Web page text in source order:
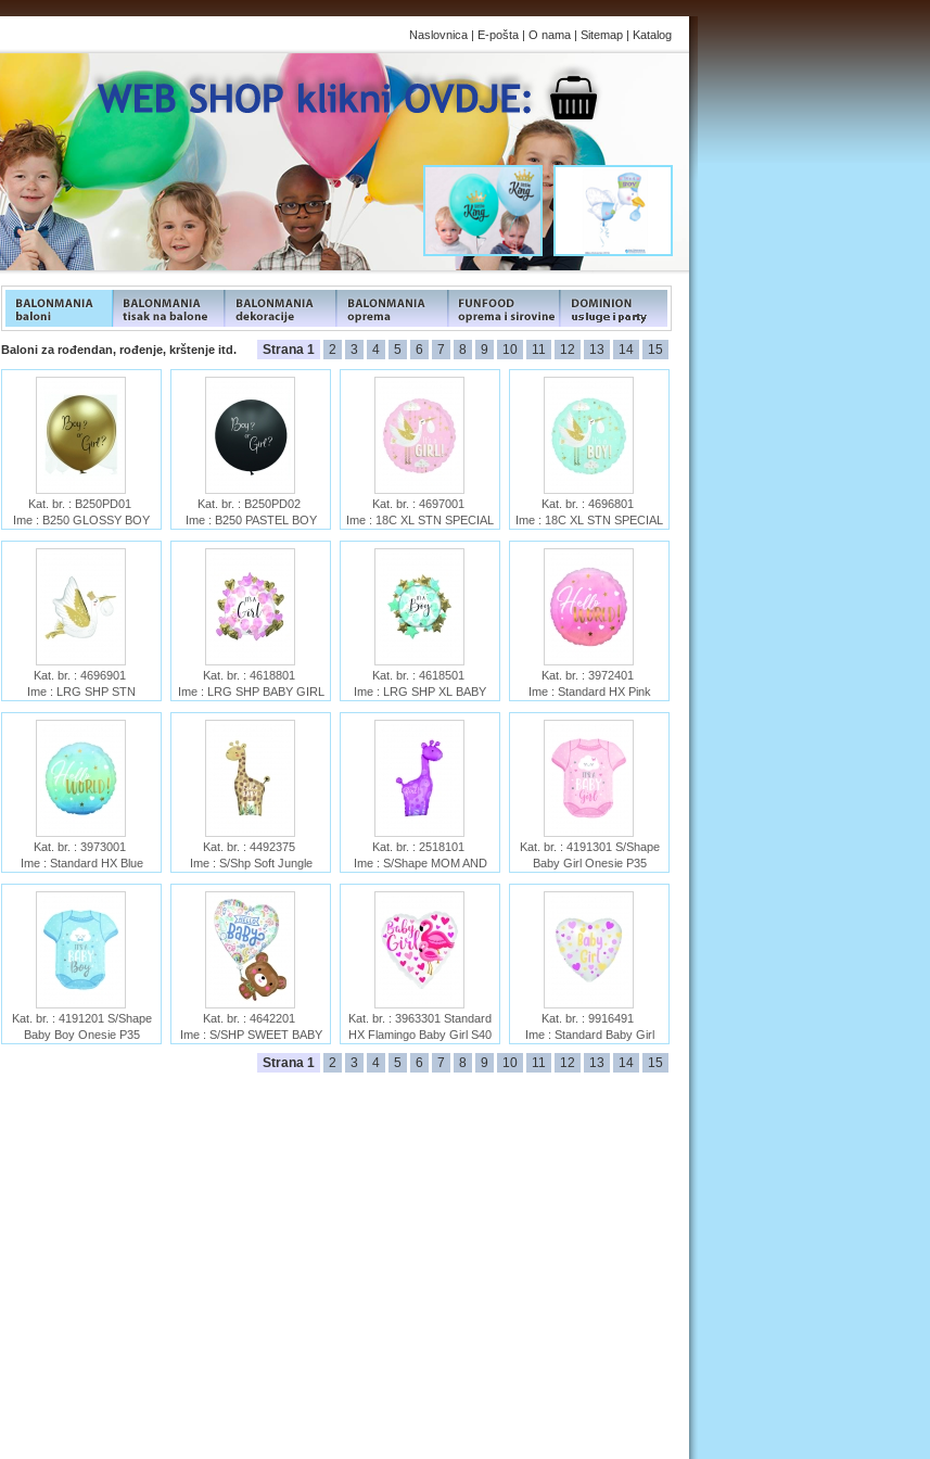
Naslovnica | E-pošta | O nama | Sitemap | Katalog
FUNFOOD productsFUNFOOD productsFUNFOOD productsFUNFOOD products
Baloni za rođendan, rođenje, krštenje itd.
Strana 1 2 3 4 5 6 7 8 9 10 11 12 13 14 15
Kat. br. : B250PD01
Ime : B250 GLOSSY BOY
Kat. br. : B250PD02
Ime : B250 PASTEL BOY
Kat. br. : 4697001
Ime : 18C XL STN SPECIAL
Kat. br. : 4696801
Ime : 18C XL STN SPECIAL
Kat. br. : 4696901
Ime : LRG SHP STN
P35
Kat. br. : 4618801
Ime : LRG SHP BABY GIRL
Kat. br. : 4618501
Ime : LRG SHP XL BABY
P35
Kat. br. : 3972401
Ime : Standard HX Pink
Kat. br. : 3973001
Ime : Standard HX Blue
Kat. br. : 4492375
Ime : S/Shp Soft Jungle
Kat. br. : 2518101
Ime : S/Shape MOM AND
Kat. br. : 4191301 S/Shape
Baby Girl Onesie P35
Onesie P35
Kat. br. : 4191201 S/Shape
Baby Boy Onesie P35
Kat. br. : 4642201
Ime : S/SHP SWEET BABY
SHAPES HELLO BABY P35
Kat. br. : 3963301 Standard
HX Flamingo Baby Girl S40
Ime : Standard HX Flamingo
Baby Girl S40
Kat. br. : 9916491
Ime : Standard Baby Girl
Heart Foil C40
Strana 1 2 3 4 5 6 7 8 9 10 11 12 13 14 15